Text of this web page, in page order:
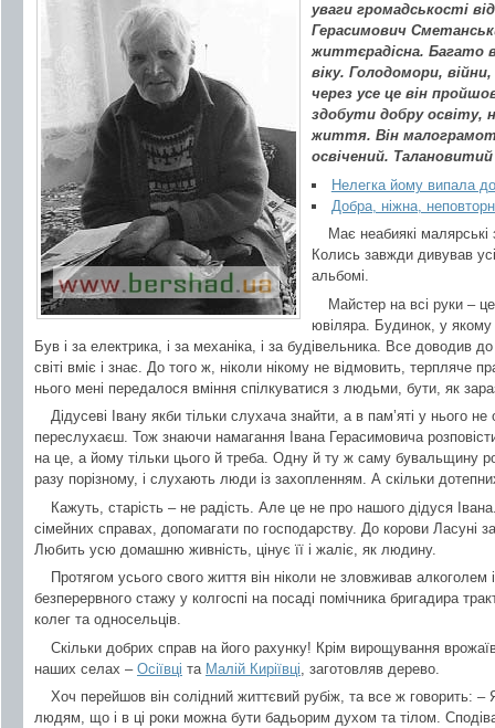
уваги громадськості
Герасимович
життєрадісна. Багато
віку. Голодомори,
через усе це він
здобути добру
життя. Він
освічений.
Нелегка йому випала
Добра, ніжна,
Має неабиякі малярські
Колись завжди дивував
альбомі.
Майстер на всі руки –
ювіляра. Будинок, у
Був і за електрика, і за механіка, і за будівельника. Все доводив
світі вміє і знає. До того ж, ніколи нікому не відмовить, терпляче
нього мені передалося вміння спілкуватися з людьми, бути, як
Дідусеві Івану якби тільки слухача знайти, а в пам’яті у нього не
переслухаєш. Тож знаючи намагання Івана Герасимовича
на це, а йому тільки цього й треба. Одну й ту ж саму бувальщину
разу порізному, і слухають люди із захопленням. А скільки
Кажуть, старість – не радість. Але це не про нашого дідуся
сімейних справах, допомагати по господарству. До корови Ласуні
Любить усю домашню живність, цінує її і жаліє, як людину.
Протягом усього свого життя він ніколи не зловживав алкоголем
безперервного стажу у колгоспі на посаді помічника бригадира
колег та односельців.
Скільки добрих справ на його рахунку! Крім вирощування
наших селах – Осіївці та Малій Киріївці , заготовляв дерево.
Хоч перейшов він солідний життєвий рубіж, та все ж говорить:
людям, що і в ці роки можна бути бадьорим духом та тілом.